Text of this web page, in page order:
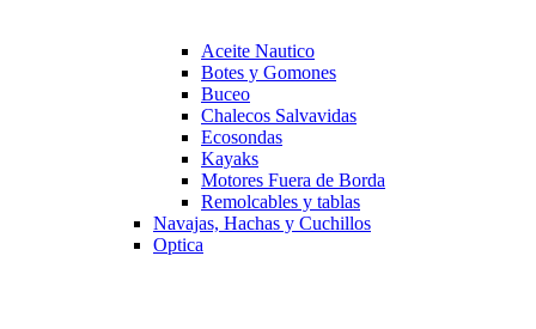
Aceite Nautico
Botes y Gomones
Buceo
Chalecos Salvavidas
Ecosondas
Kayaks
Motores Fuera de Borda
Remolcables y tablas
Navajas, Hachas y Cuchillos
Optica